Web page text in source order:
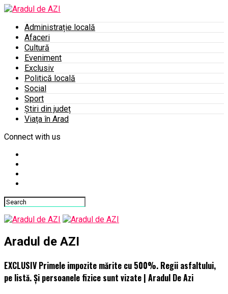
Administrație locală
Afaceri
Cultură
Eveniment
Exclusiv
Politică locală
Social
Sport
Știri din județ
Viața în Arad
Connect with us
Aradul de AZI
EXCLUSIV Primele impozite mărite cu 500%. Regii asfaltului,
pe listă. Şi persoanele fizice sunt vizate | Aradul De Azi